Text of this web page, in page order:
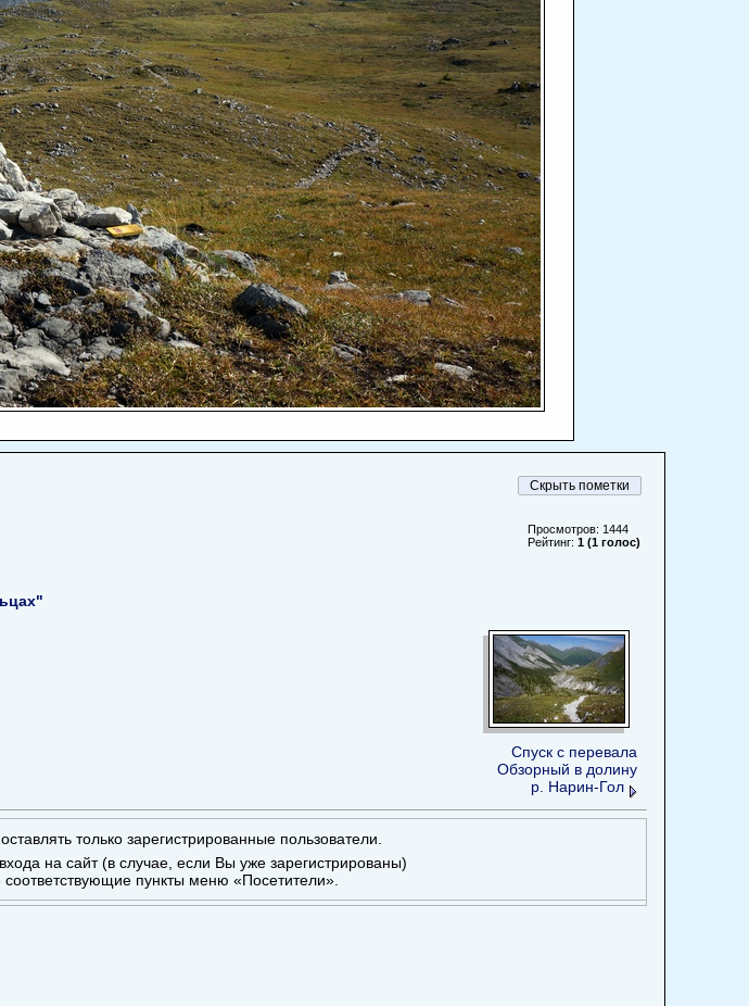
Просмотров: 1444
Рейтинг: 1 (1 голос)
Спуск с перевала
Обзорный в долину
р. Нарин-Гол
только зарегистрированные пользователи.
на сайт (в случае, если Вы уже зарегистрированы)
соответствующие пункты меню «Посетители».